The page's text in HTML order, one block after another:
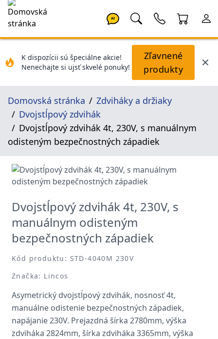
AI
K dispozícii sú špeciálne akcie!
Nenechajte si ujsť skvelé ponuky!
Zľavnené
produkty
Domovská stránka
Zdviháky a držiaky
Dvojstĺpový zdvihák
Dvojstĺpový zdvihák 4t, 230V, s manuálnym
odisteným bezpečnostných západiek
Dvojstĺpový zdvihák 4t, 230V, s
manuálnym odisteným
bezpečnostných západiek
Kód produktu: STD-4040M 230V
Značka: Lincos
Asymetrický dvojstĺpový zdvihák, nosnosť 4t,
manuálne odistenie bezpečnostných západiek,
napájanie 230V. Prejazdná šírka 2780mm, výška
zdviháka 2824mm, šírka zdviháka 3365mm, výška